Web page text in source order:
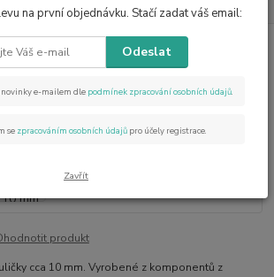
z opalitu 10 mm
produkt
cca 10 mm. Vyrobené z komponentů z
na první objednávku. Stačí zadat váš email:
Odeslat
e-mailem dle podmínek zpracování osobních údajů.
se zpracováním osobních údajů pro účely registrace.
Zavřít